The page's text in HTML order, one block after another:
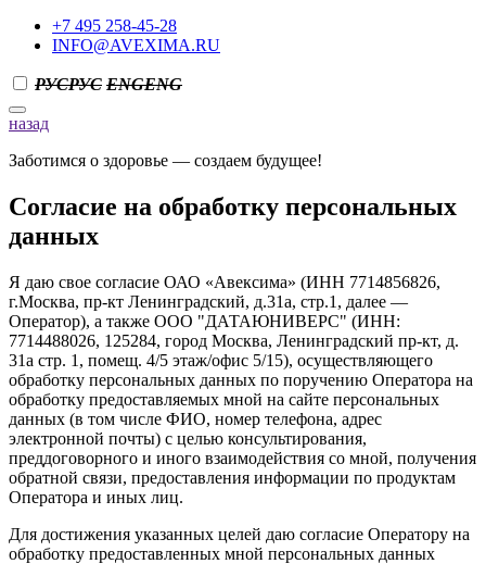
+7 495 258-45-28
INFO@AVEXIMA.RU
РУСРУС ENGENG
назад
Заботимся о здоровье — создаем будущее!
Согласие на обработку персональных
данных
Я даю свое согласие ОАО «Авексима» (ИНН 7714856826,
г.Москва, пр-кт Ленинградский, д.31а, стр.1, далее —
Оператор), а также ООО "ДАТАЮНИВЕРС" (ИНН:
7714488026, 125284, город Москва, Ленинградский пр-кт, д.
31а стр. 1, помещ. 4/5 этаж/офис 5/15), осуществляющего
обработку персональных данных по поручению Оператора на
обработку предоставляемых мной на сайте персональных
данных (в том числе ФИО, номер телефона, адрес
электронной почты) с целью консультирования,
преддоговорного и иного взаимодействия со мной, получения
обратной связи, предоставления информации по продуктам
Оператора и иных лиц.
Для достижения указанных целей даю согласие Оператору на
обработку предоставленных мной персональных данных